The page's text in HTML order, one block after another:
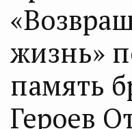
жизнь»
память
Героев